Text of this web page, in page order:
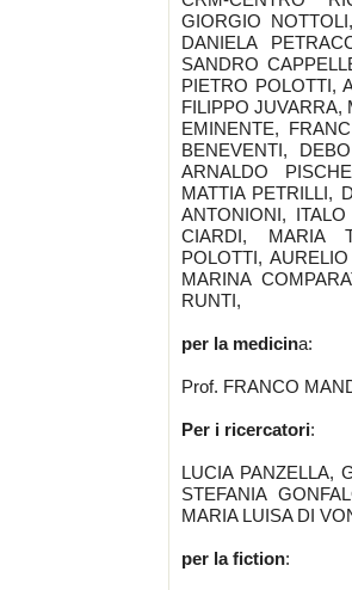
GIORGIO
DANIELA
SANDRO
PIETRO POLOTTI,
FILIPPO JUVARRA,
EMINENTE,
BENEVENTI,
ARNALDO
MATTIA PETRILLI,
ANTONIONI,
CIARDI, MARIA
POLOTTI,
MARINA
RUNTI,
per la medicina:
Prof. FRANCO
Per i ricercatori:
LUCIA PANZELLA,
STEFANIA
MARIA LUISA DI
per la fiction: